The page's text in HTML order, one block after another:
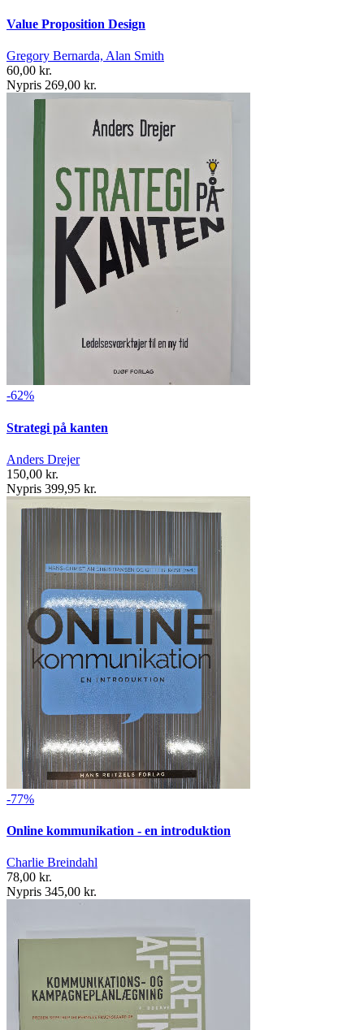
Value Proposition Design
Gregory Bernarda, Alan Smith
60,00 kr.
Nypris 269,00 kr.
-62%
Strategi på kanten
Anders Drejer
150,00 kr.
Nypris 399,95 kr.
-77%
Online kommunikation - en introduktion
Charlie Breindahl
78,00 kr.
Nypris 345,00 kr.